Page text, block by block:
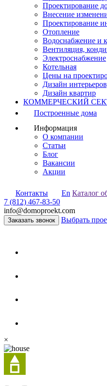
Проектирование
Внесение
Проектирование
Отопление
Водоснабжение и
Вентиляция,
Электроснабжение
Котельная
Цены на
Дизайн
Дизайн квартир
КОММЕРЧЕСКИЙ
Построенные дома
Информация
О компании
Статьи
Блог
Вакансии
Акции
Контакты En Каталог
7 (812) 467-83-50
info@domoproekt.com
Заказать звонок Выбрать
×